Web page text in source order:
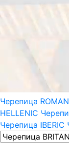
Черепица
HELLENIC
Черепица IBERIC